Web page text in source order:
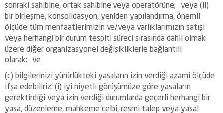
sonraki sahibine, ortak sahibine veya operatörüne; veya (ii)
bir birleşme, konsolidasyon, yeniden yapılandırma, önemli
ölçüde tüm menfaatlerimizin ve/veya varlıklarımızın satışı
veya herhangi bir durum tespiti süreci sırasında dahil olmak
üzere diğer organizasyonel değişikliklerle bağlantılı
olarak; ve
(c) bilgilerinizi yürürlükteki yasaların izin verdiği azami ölçüde
ifşa edebiliriz: (i) iyi niyetli görüşümüze göre yasaların
gerektirdiği veya izin verdiği durumlarda geçerli herhangi bir
yasa, düzenleme, mahkeme celbi, resmi talep veya yasal